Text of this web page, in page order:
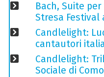
Bach, Suite
Stresa Festival
Candlelight:
cantautori
Candlelight:
Sociale di Como